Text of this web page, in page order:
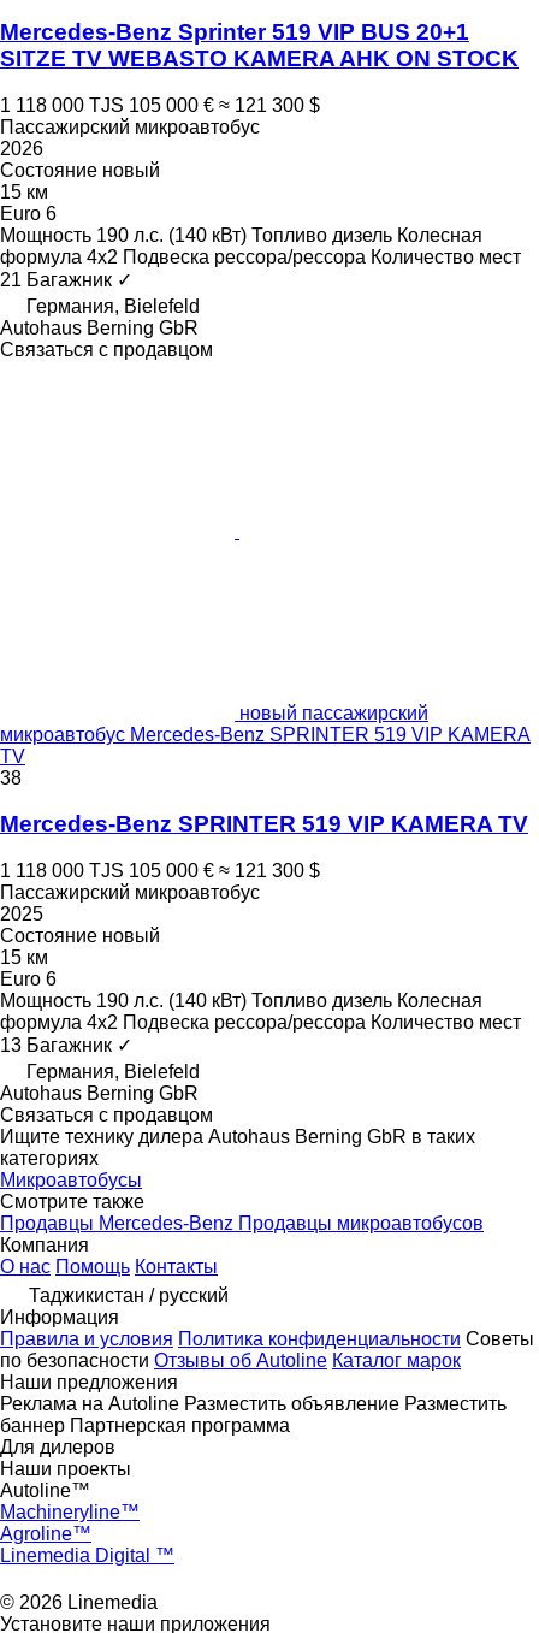
Mercedes-Benz Sprinter 519 VIP BUS 20+1
SITZE TV WEBASTO KAMERA AHK ON STOCK
1 118 000 TJS 105 000 € ≈ 121 300 $
Пассажирский микроавтобус
2026
Состояние новый
15 км
Euro 6
Мощность 190 л.с. (140 кВт) Топливо дизель Колесная
формула 4x2 Подвеска рессора/рессора Количество мест
21 Багажник ✓
Германия, Bielefeld
Autohaus Berning GbR
Связаться с продавцом
новый пассажирский
микроавтобус Mercedes-Benz SPRINTER 519 VIP KAMERA
TV
38
Mercedes-Benz SPRINTER 519 VIP KAMERA TV
1 118 000 TJS 105 000 € ≈ 121 300 $
Пассажирский микроавтобус
2025
Состояние новый
15 км
Euro 6
Мощность 190 л.с. (140 кВт) Топливо дизель Колесная
формула 4x2 Подвеска рессора/рессора Количество мест
13 Багажник ✓
Германия, Bielefeld
Autohaus Berning GbR
Связаться с продавцом
Ищите технику дилера Autohaus Berning GbR в таких
категориях
Микроавтобусы
Смотрите также
Продавцы Mercedes-Benz Продавцы микроавтобусов
Компания
О нас Помощь Контакты
Таджикистан / русский
Информация
Правила и условия Политика конфиденциальности Советы
по безопасности Отзывы об Autoline Каталог марок
Наши предложения
Реклама на Autoline Разместить объявление Разместить
баннер Партнерская программа
Для дилеров
Наши проекты
Autoline™
Machineryline™
Agroline™
Linemedia Digital ™
© 2026 Linemedia
Установите наши приложения